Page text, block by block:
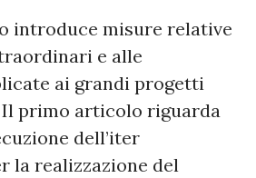
introduce misure relative
e alle
ai grandi progetti
primo articolo riguarda
dell’iter
la realizzazione del